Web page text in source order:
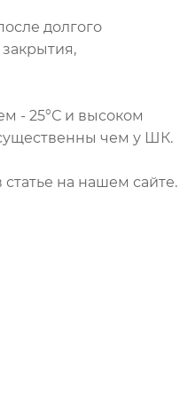
долгого
- 25°С и высоком
чем у ШК.
на нашем сайте.